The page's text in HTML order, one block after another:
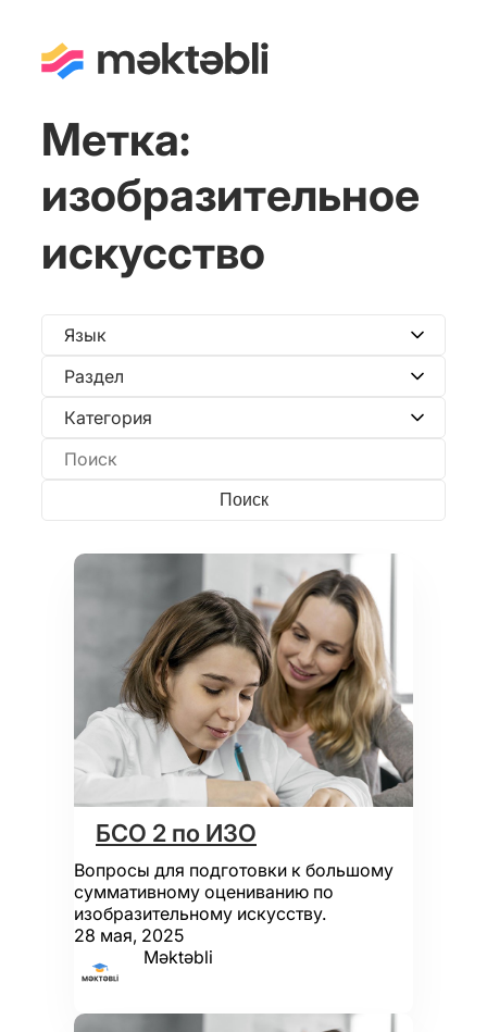
Метка:
изобразительное
искусство
БСО 2 по ИЗО
Вопросы для подготовки к большому
суммативному оцениванию по
изобразительному искусству.
28 мая, 2025
Məktəbli